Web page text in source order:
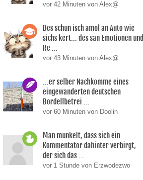
vor 42 Minuten von Alex@
Des schun isch amol an Auto wie
sichs kert... des san Emotionen und
Re ...
vor 43 Minuten von Alex@
...er selber Nachkomme eines
eingewanderten deutschen
Bordellbetrei ...
vor 60 Minuten von Doolin
Man munkelt, dass sich ein
Kommentator dahinter verbirgt,
der sich das ...
vor 1 Stunde von Erzwodezwo